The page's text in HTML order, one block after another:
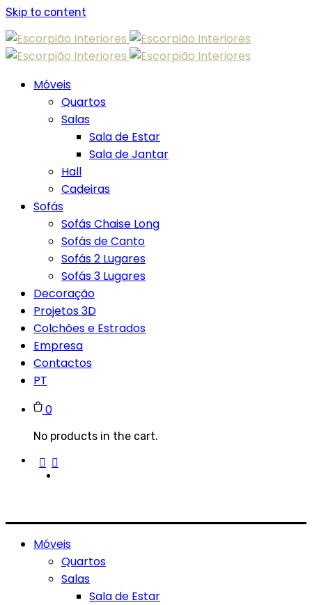
Skip to content
Móveis
Quartos
Salas
Sala de Estar
Sala de Jantar
Hall
Cadeiras
Sofás
Sofás Chaise Long
Sofás de Canto
Sofás 2 Lugares
Sofás 3 Lugares
Decoração
Projetos 3D
Colchões e Estrados
Empresa
Contactos
PT
0
No products in the cart.
Móveis
Quartos
Salas
Sala de Estar